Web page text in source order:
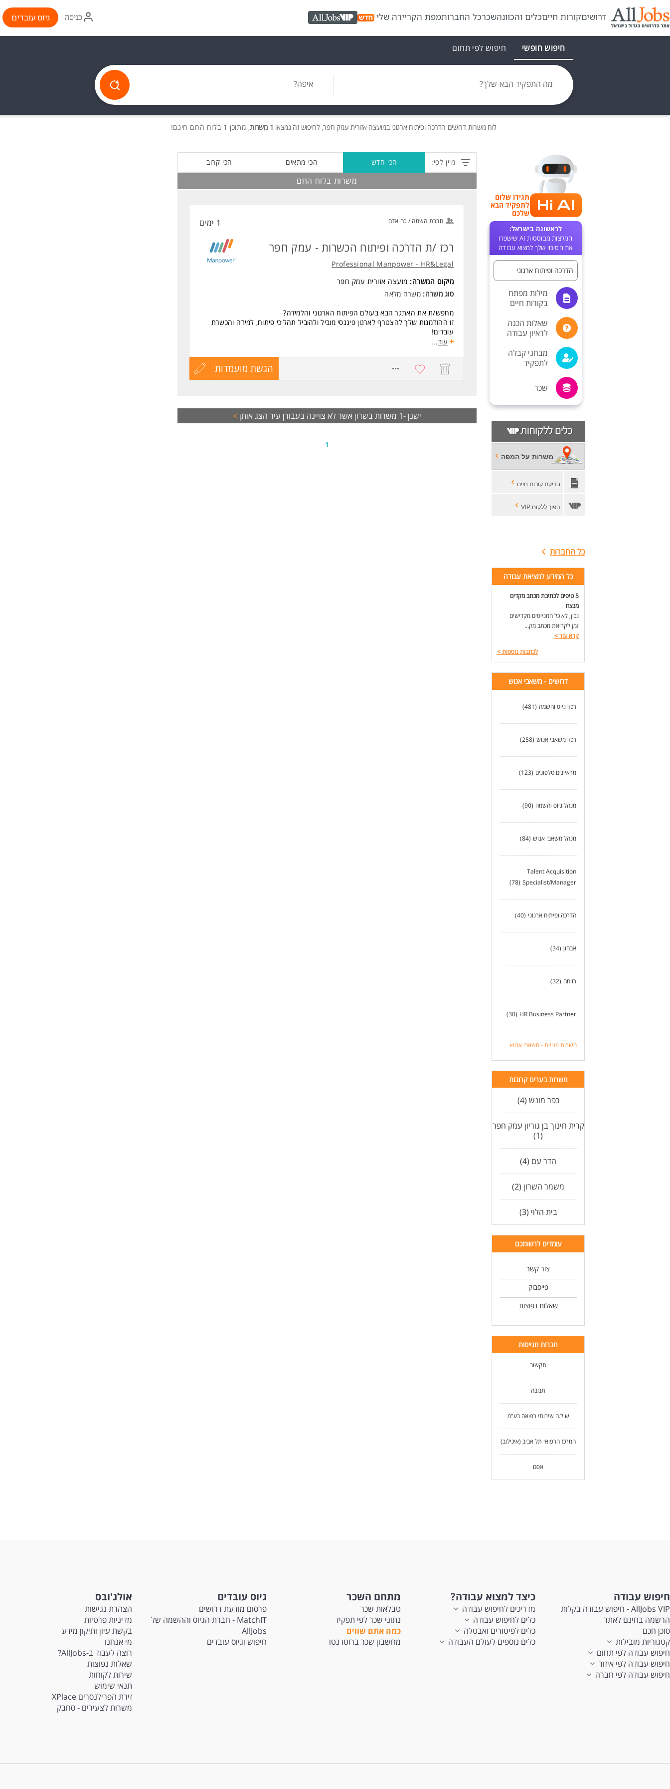
דרושיםקורות חייםכלים והכוונהשכרכל החברותמפת הקריירה שלי AllJobs VIP
איקון
התחברות
כניסה גיוס עובדים
חיפוש חופשי חיפוש לפי תחום
מה התפקיד הבא שלך? איפה?
לוח משרותדרושים הדרכה ופיתוח ארגוני במועצה אזורית עמק חפר, לחיפוש זה נמצאו 1 משרות , מתוכן 1 בלוח החם חינם!
תגידו שלום
לתפקיד הבא
שלכם
לראשונה בישראל:
המלצות מבוססות AI שישפרו
את הסיכוי שלך למצוא עבודה
הדרכה ופיתוח ארגוני
מילות מפתח
בקורות חיים
שאלות הכנה
לראיון עבודה
מבחני קבלה
לתפקיד
שכר
משרות על המפה
בדיקת קורות חיים
הפוך ללקוח VIP
כל החברות
כל המידע למציאת עבודה
5 טיפים לכתיבת מכתב מקדים
מנצח
נכון, לא כל המגייסים מקדישים
זמן לקריאת מכתב מק...
קרא עוד>
לכתבות נוספות>
דרושים - משאבי אנוש
רכזי גיוס והשמה (481)
רכזי משאבי אנוש (258)
מראיינים טלפונים (123)
מנהל גיוס והשמה (90)
מנהל משאבי אנוש (84)
Talent Acquisition
Specialist/Manager
(78)
הדרכה ופיתוח ארגוני (40)
אבחון (34)
רווחה (32)
HR Business Partner
(30)
משרות פנויות - משאבי אנוש
משרות בערים קרובות
כפר מונש (4)
קרית חינוך בן גוריון עמק חפר
(1)
הדר עם (4)
משמר השרון (2)
בית הלוי (3)
עומדים לרשותכם
צור קשר
פייסבוק
שאלות נפוצות
חברות מגייסות
תקשוב
תנובה
ש.ל.ה שירותי רפואה בע"מ
המרכז הרפואי תל אביב (איכילוב)
אסם
מיין לפי: הכי חדש הכי מתאים הכי קרוב
משרות בלוח החם
חברת השמה / כח אדם 1 ימים
רכז /ת הדרכה ופיתוח הכשרות - עמק חפר
Professional Manpower - HR&Legal
מיקום המשרה: מועצה אזורית עמק חפר
סוג משרה: משרה מלאה
מחפש/ת את האתגר הבא בעולם הפיתוח הארגוני והלמידה?
זו ההזדמנות שלך להצטרף לארגון פיננסי מוביל ולהוביל תהליכי פיתוח, למידה והכשרת
עובדים!
- העברת הדרכות והקניית ידע מקצועי, שירותי ומכירתי.
- פיתוח ועדכון תוצרי למידה וחומרי הדרכה.
- תואר אקדמי - חובה!
- יצירתיות, יוזמה ויכולת עבודה עצמאית בסביבה דינמית.
עוד...
הגשת מועמדות
עדכון
ישנן -1 משרות בשרון אשר לא צויינה בעבורן עיר הצג אותן>
1
חיפוש עבודה
AllJobs VIP - חיפוש עבודה בקלות
הרשמה בחינם לאתר
סוכן חכם
קטגוריות מובילות
חיפוש עבודה לפי תחום
חיפוש עבודה לפי איזור
חיפוש עבודה לפי חברה
כיצד למצוא עבודה?
מדריכים לחיפוש עבודה
כלים לחיפוש עבודה
כלים לפיטורים ואבטלה
כלים נוספים לעולם העבודה
מתחם השכר
טבלאות שכר
נתוני שכר לפי תפקיד
כמה אתם שווים
מחשבון שכר ברוטו נטו
גיוס עובדים
פרסום מודעת דרושים
MatchIT - חברת הגיוס וההשמה של
AllJobs
חיפוש וגיוס עובדים
אולג'ובס
הצהרת נגישות
מדיניות פרטיות
בקשת עיון ותיקון מידע
מי אנחנו
רוצה לעבוד ב-AllJobs?
שאלות נפוצות
שירות לקוחות
תנאי שימוש
זירת הפרילנסרים XPlace
משרות לצעירים - סחבק